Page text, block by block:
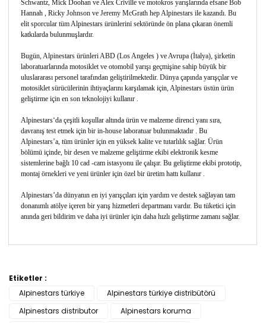
Schwantz, Mick Doohan ve Alex Criville ve motokros yarışlarında efsane Bob
Hannah , Ricky Johnson ve Jeremy McGrath hep Alpinestars ile kazandı. Bu
elit sporcular tüm Alpinestars ürünlerini sektöründe ön plana çıkaran önemli
katkılarda bulunmuşlardır.
Bugün, Alpinestars ürünleri ABD (Los Angeles ) ve Avrupa (İtalya), şirketin
laboratuarlarında motosiklet ve otomobil yarışı geçmişine sahip büyük bir
uluslararası personel tarafından geliştirilmektedir. Dünya çapında yarışçılar ve
motosiklet sürücülerinin ihtiyaçlarını karşılamak için, Alpinestars üstün ürün
geliştirme için en son teknolojiyi kullanır .
Alpinestars‘da çeşitli koşullar altında ürün ve malzeme direnci yanı sıra,
davranış test etmek için bir in-house laboratuar bulunmaktadır . Bu
Alpinestars’a, tüm ürünler için en yüksek kalite ve tutarlılık sağlar. Ürün
bölümü içinde, bir desen ve malzeme geliştirme ekibi elektronik kesme
sistemlerine bağlı 10 cad -cam istasyonu ile çalışır. Bu geliştirme ekibi prototip,
montaj örnekleri ve yeni ürünler için özel bir üretim hattı kullanır .
Alpinestars’da dünyanın en iyi yarışçıları için yardım ve destek sağlayan tam
donanımlı atölye içeren bir yarış hizmetleri departmanı vardır. Bu tüketici için
anında geri bildirim ve daha iyi ürünler için daha hızlı geliştirme zamanı sağlar.
Yorum Yaz
diğer konularda yetersiz gördüğünüz noktaları öneri
Görüş ve önerileriniz için teşekkür ederiz.
Etiketler :
Alpinestars türkiye
Alpinestars türkiye distribütörü
Alpinestars distributor
Alpinestars koruma